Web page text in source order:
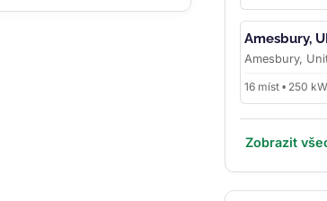
Amesbury,
Amesbury,
16 míst • 250
Zobrazit